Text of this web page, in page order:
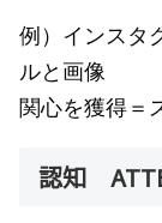
例）インスタ
ルと画像
関心を獲得＝
認知